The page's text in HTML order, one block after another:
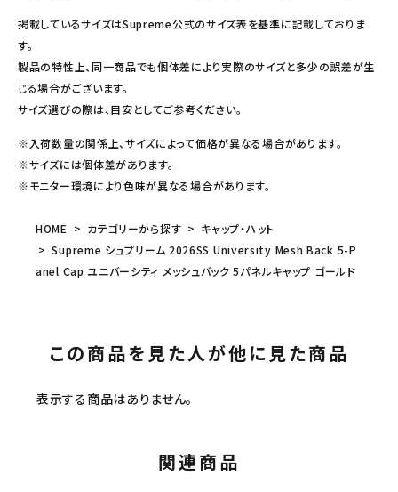
掲載しているサイズはSupreme公式のサイズ表を基準に記載しておりま
す。
製品の特性上、同一商品でも個体差により実際のサイズと多少の誤差が生
じる場合がございます。
サイズ選びの際は、目安としてご参考ください。
※入荷数量の関係上、サイズによって価格が異なる場合があります。
※サイズには個体差があります。
※モニター環境により色味が異なる場合があります。
HOME カテゴリーから探す
キャップ・ハット
Supreme シュプリーム 2026SS University Mesh Back 5-P
anel Cap ユニバーシティ メッシュバック 5パネルキャップ ゴールド
この商品を見た人が他に見た商品
表示する商品はありません。
関連商品